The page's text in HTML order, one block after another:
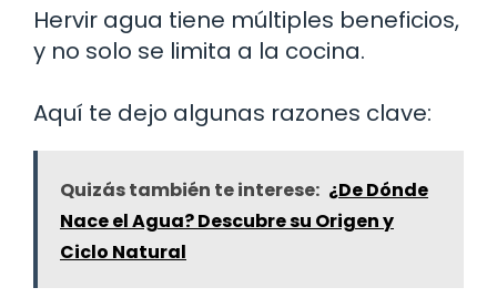
Hervir agua tiene múltiples beneficios,
y no solo se limita a la cocina.
Aquí te dejo algunas razones clave:
Quizás también te interese: ¿De Dónde
Nace el Agua? Descubre su Origen y
Ciclo Natural